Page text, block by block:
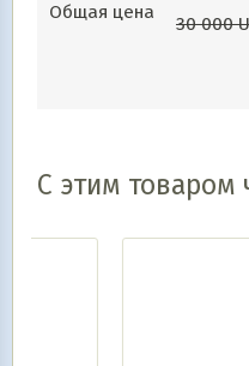
Общая цена
30 000
С этим товаром